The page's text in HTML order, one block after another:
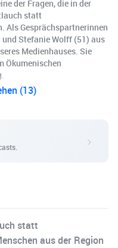
der Fragen, die in der
statt
Als Gesprächspartnerinnen
Stefanie Wolff (51) aus
Medienhauses. Sie
Ökumenischen
(13)
statt
aus der Region